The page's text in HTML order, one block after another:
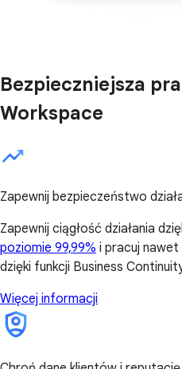
Bezpieczniejsza
Workspace
Zapewnij bezpieczeństwo
Zapewnij ciągłość działania
poziomie 99,99% i pracuj
dzięki funkcji Business
Więcej informacji